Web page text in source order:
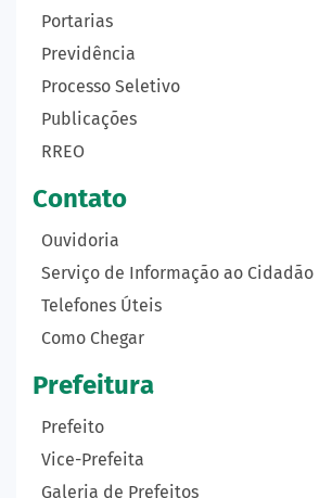
Portarias
Previdência
Processo Seletivo
Publicações
RREO
Contato
Ouvidoria
Serviço de Informação ao Cidadão
Telefones Úteis
Como Chegar
Prefeitura
Prefeito
Vice-Prefeita
Galeria de Prefeitos